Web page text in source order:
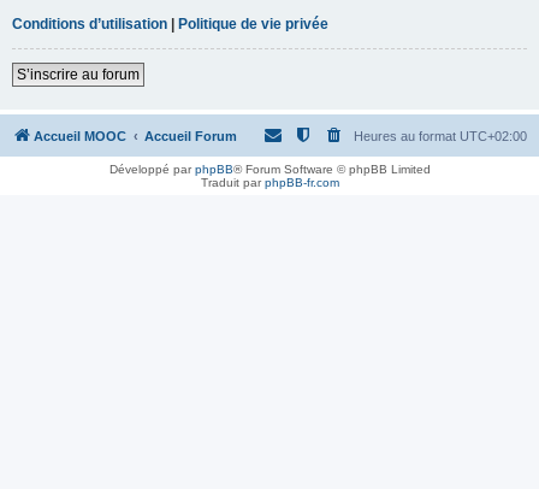
Conditions d’utilisation | Politique de vie privée
S’inscrire au forum
Accueil MOOC Accueil Forum Heures au format UTC+02:00
Développé parphpBB® Forum Software © phpBB Limited
Traduit parphpBB-fr.com